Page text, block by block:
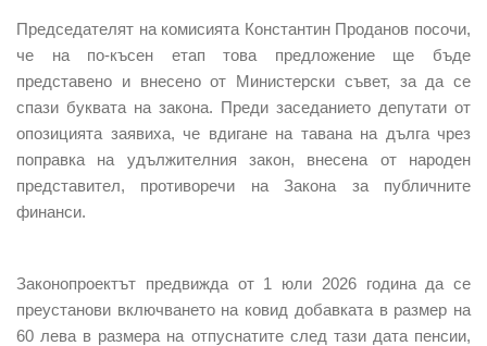
Председателят на комисията Константин Проданов посочи,
че на по-късен етап това предложение ще бъде
представено и внесено от Министерски съвет, за да се
спази буквата на закона. Преди заседанието депутати от
опозицията заявиха, че вдигане на тавана на дълга чрез
поправка на удължителния закон, внесена от народен
представител, противоречи на Закона за публичните
финанси.
Законопроектът предвиждаот 1 юли 2026 година да се
преустанови включването на ковид добавката в размер на
60 лева в размера на отпуснатите след тази дата пенсии,